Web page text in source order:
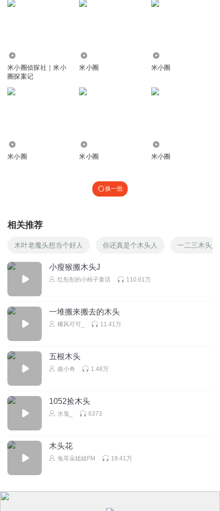
——————————————————#×.com.com
我是李芬的人生感悟人生感悟的人生感悟人生感悟到了自己
的人生感悟人生感悟到家了，我是一个人
回复
⬜⬛⬜⬜⬜⬜⬜⬛⬜ ⬜⬜⬛⬜⬜⬜⬛⬜⬜
⬜⬜⬜⬛⬜⬛⬜⬜⬜ ⬜⬜⬜⬜⬛⬜⬜⬜⬜ ✌(̿▀̿ ̿Ĺ̯̿̿▀̿ ̿)✌ 请⃠大⃠
试⃠了⃠只⃠有⃠六⃠千⃠元⃠以⃠上不⃠是⃠二⃠手⃠的⃠才⃠可⃠以⃠请⃠大⃠家⃠不⃠要⃠试⃠
了⃠只⃠有⃠六⃠千⃠元⃠以⃠上⃠的⃠手⃠机⃠而⃠且⃠不⃠是⃠二⃠手⃠的⃠才⃠可⃠以⃠⃠ ╭
回复
谌静_uf回复 @姜姜锵锵
一般的手机是复制不出来的
⬜⬛⬜⬜⬜⬜⬜⬛⬜ ⬜⬜⬛⬜⬜⬜⬛⬜⬜ ⬜⬜⬜⬛⬜⬛⬜⬜⬜
⬜⬜⬜⬜⬛⬜⬜⬜⬜ ✌(̿▀̿ ̿Ĺ̯̿̿▀̿ ̿)✌ 请⃠大⃠家⃠不⃠要⃠试⃠了⃠只⃠有⃠六⃠千⃠元⃠
才⃠可⃠以⃠请⃠大⃠家⃠不⃠要⃠试⃠了⃠只⃠有⃠六⃠千⃠元⃠以⃠上⃠的⃠手⃠机⃠而⃠且⃠不⃠是⃠二⃠
手⃠的⃠才⃠可⃠以⃠⃠ ╭一一一一一一一一 复制出来
1868331bqbq
一般的手机是复制不出来的⬜⬛⬛⬜⬜⬜⬛⬛⬜
⬜⬜⬜⬛⬜⬛⬜⬜⬜ ⬜⬜⬜⬜⬛⬜⬜⬜⬜ ✌(̿▀̿ ̿Ĺ̯̿̿▀̿ ̿)✌ 请⃠大⃠
家⃠不⃠要⃠试⃠了⃠只⃠有⃠六⃠千⃠元⃠以⃠上⃠的⃠手⃠机⃠而⃠且⃠不⃠是⃠二⃠手⃠的⃠才⃠
了⃠只⃠有⃠六⃠千⃠元⃠以⃠上⃠的⃠手⃠而⃠且⃠不⃠是⃠二⃠手⃠的⃠才⃠可⃠以⃠⃠ ╭一一
一一一一一一
_翔子
———————————————————————— （ 🐤
米小圈侦探社｜米小
圈探案记
米小圈 米小圈
米小圈 米小圈 米小圈
换一批
相关推荐
木叶老魔头想当个好人 你还真是个木头人 一二三木头人
小瘦猴搬木头J
红彤彤的小柿子童话 110.61万
一堆搬来搬去的木头
椰风可可_ 11.41万
五根木头
曲小奇 1.48万
1052捡木头
水鬼_ 6373
木头花
兔耳朵姐姐FM 19.41万